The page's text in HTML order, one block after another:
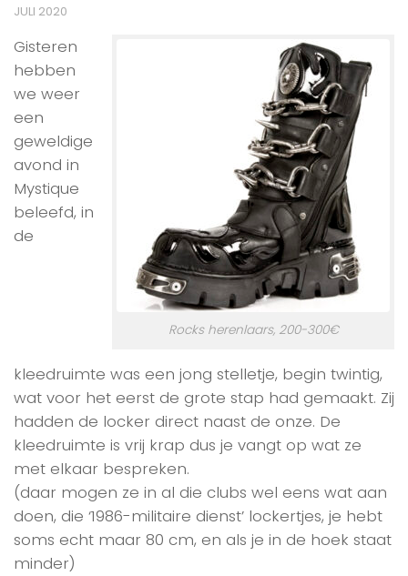
JULI 2020
Rocks herenlaars, 200-300€
Gisteren
hebben
we weer
een
geweldige
avond in
Mystique
beleefd, in
de
kleedruimte was een jong stelletje, begin twintig,
wat voor het eerst de grote stap had gemaakt. Zij
hadden de locker direct naast de onze. De
kleedruimte is vrij krap dus je vangt op wat ze
met elkaar bespreken.
(daar mogen ze in al die clubs wel eens wat aan
doen, die ‘1986-militaire dienst’ lockertjes, je hebt
soms echt maar 80 cm, en als je in de hoek staat
minder)